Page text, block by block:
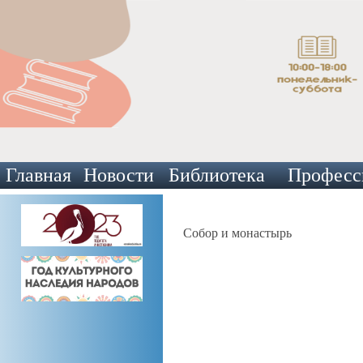
Главная Новости Библиотека
Собор и монастырь